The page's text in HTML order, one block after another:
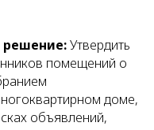
решение:Утвердить
помещений о
доме,
объявлений,